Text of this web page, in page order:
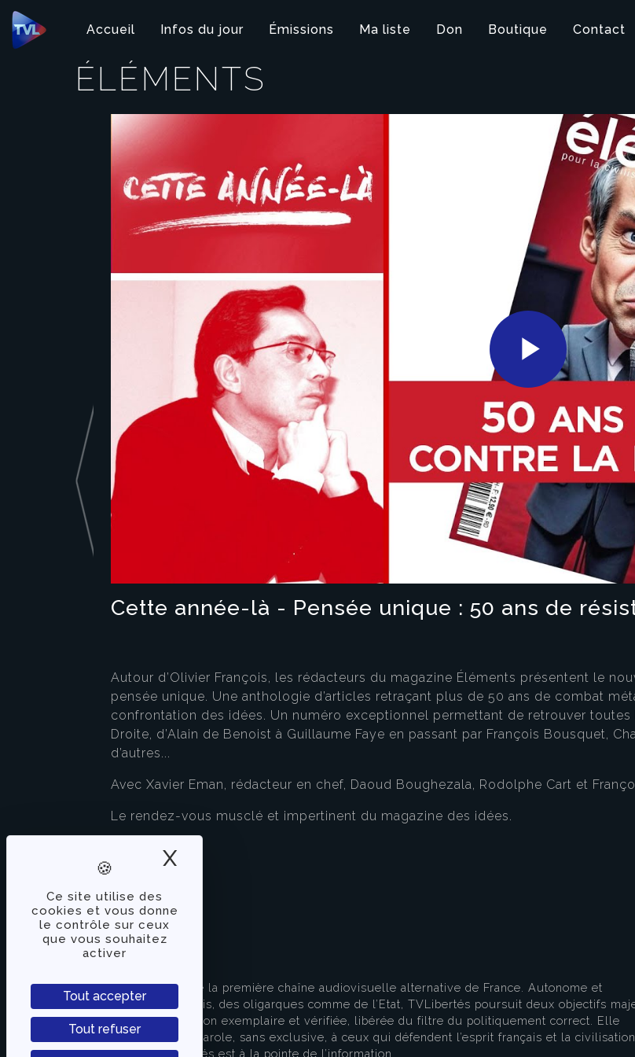
Panneau de gestion des cookies
Ce site utilise des
cookies et vous donne
le contrôle sur ceux
que vous souhaitez
activer
Tout accepter
Tout refuser
X
Accueil Infos du jour Émissions Ma liste Don Boutique Contact
ÉLÉMENTS
Play
Video
Cette année-là - Pensée unique : 50 ans de
Autour d’Olivier François, les rédacteurs du magazine Éléments présentent le
pensée unique. Une anthologie d’articles retraçant plus de 50 ans de combat
confrontation des idées. Un numéro exceptionnel permettant de retrouver
Droite, d’Alain de Benoist à Guillaume Faye en passant par François Bousquet,
d’autres...
Avec Xavier Eman, rédacteur en chef, Daoud Boughezala, Rodolphe Cart et
Le rendez-vous musclé et impertinent du magazine des idées.
TVLibertés représente la première chaîne audiovisuelle alternative de France. Autonome et
indépendante des partis, des oligarques comme de l’Etat, TVLibertés poursuit deux objectifs
apporter une information exemplaire et vérifiée, libérée du filtre du politiquement correct. Elle
s’attache à donner la parole, sans exclusive, à ceux qui défendent l’esprit français et la civilisation
européenne. TVLibertés est à la pointe de l’information.